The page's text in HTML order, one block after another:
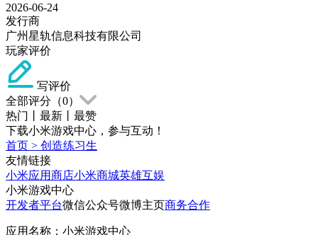
2026-06-24
发行商
广州星轨信息科技有限公司
玩家评价
写评价
全部评分（0）
热门
最新
最赞
下载小米游戏中心，参与互动！
首页 > 创造练习生
友情链接
小米应用商店小米商城英雄互娱
小米游戏中心
开发者平台微信公众号微博主页商务合作
应用名称：小米游戏中心